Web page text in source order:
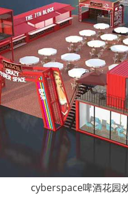
cyberspace啤酒花园